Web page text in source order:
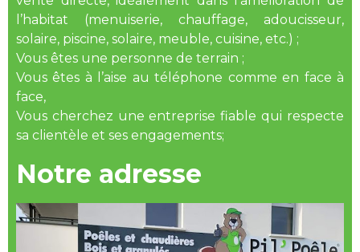
l’habitat (menuiserie, chauffage, adoucisseur,
solaire, piscine, solaire, meuble, cuisine, etc.) ;
Vous êtes une personne de terrain ;
Vous êtes à l’aise au téléphone comme en face à
face,
Vous cherchez une entreprise fiable qui respecte
sa clientèle et ses engagements;
Notre adresse